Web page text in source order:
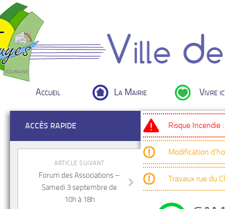
Accueil La Mairie Vivre
Risque Incendie
Modification
Travaux rue du
ACCÈS RAPIDE
ARTICLE SUIVANT
Forum des Associations –
Samedi 3 septembre de
10h à 18h